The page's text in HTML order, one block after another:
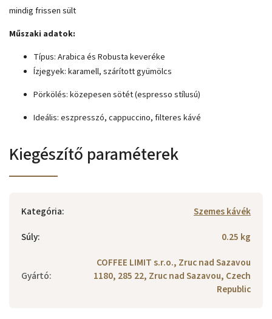
mindig frissen sült
Műszaki adatok:
Típus: Arabica és Robusta keveréke
Ízjegyek: karamell, szárított gyümölcs
Pörkölés: közepesen sötét (espresso stílusú)
Ideális: eszpresszó, cappuccino, filteres kávé
Kiegészítő paraméterek
Kategória:
Szemes kávék
Súly: 0.25 kg
Gyártó:
COFFEE LIMIT s.r.o., Zruc nad Sazavou
1180, 285 22, Zruc nad Sazavou, Czech
Republic